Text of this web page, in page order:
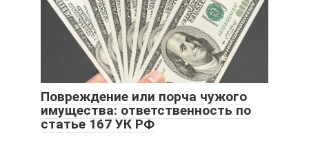
Повреждение или порча чужого
имущества: ответственность по
статье 167 УК РФ